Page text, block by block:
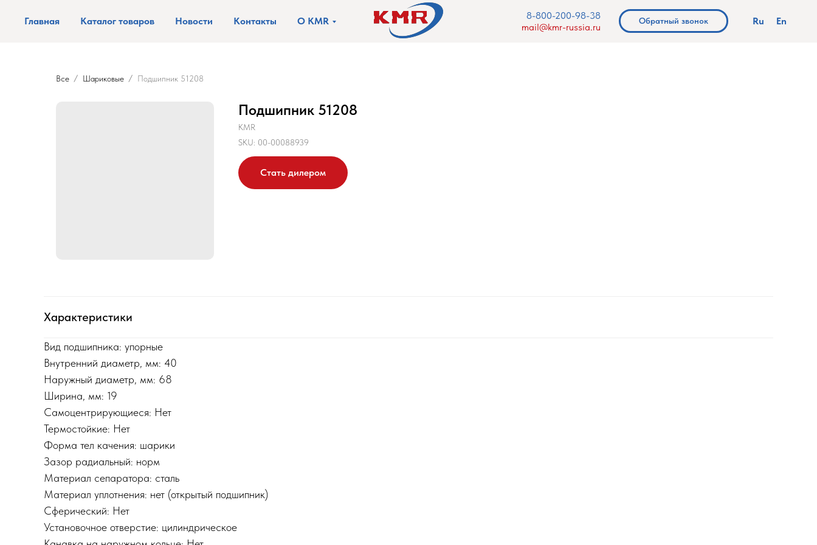
Главная Каталог товаров Новости Контакты О KMR
8-800-200-98-38
mail@kmr-russia.ru
Обратный звонок Ru En
Все Шариковые Подшипник 51208
Подшипник 51208
KMR
SKU: 00-00088939
Стать дилером
Характеристики
Вид подшипника: упорные
Внутренний диаметр, мм: 40
Наружный диаметр, мм: 68
Ширина, мм: 19
Самоцентрирующиеся: Нет
Термостойкие: Нет
Форма тел качения: шарики
Зазор радиальный: норм
Материал сепаратора: сталь
Материал уплотнения: нет (открытый подшипник)
Сферический: Нет
Установочное отверстие: цилиндрическое